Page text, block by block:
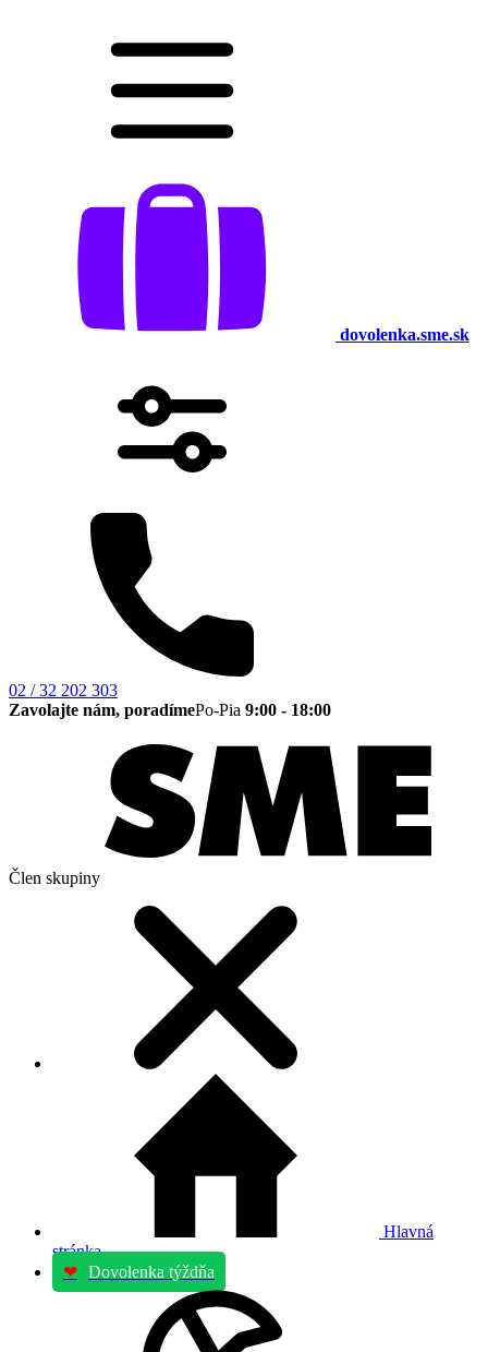
dovolenka.sme.sk
02 / 32 202 303
Zavolajte nám, poradímePo-Pia 9:00 - 18:00
Člen skupiny
Hlavná
stránka
❤ Dovolenka týždňa